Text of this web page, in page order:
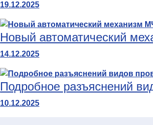
19.12.2025
Новый автоматический
14.12.2025
Подробное разъяснений
10.12.2025